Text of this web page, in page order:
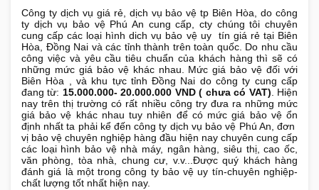
Công ty dịch vụ giá rẻ, dịch vụ bảo vệ tp Biên Hòa, do công
ty dịch vụ bảo vệ Phú An cung cấp, cty chúng tôi chuyên
cung cấp các loại hình dich vụ bảo vệ uy tín giá rẻ tại Biên
Hòa, Đồng Nai và các tỉnh thành trên toàn quốc. Do nhu cầu
công việc và yêu cầu tiêu chuẩn của khách hàng thì sẽ có
những mức giá bảo vệ khác nhau. Mức giá bảo vệ đối với
Biên Hòa , và khu tực tỉnh Đồng Nai do công ty cung cấp
đang từ: 15.000.000- 20.000.000 VND ( chưa có VAT). Hiện
nay trên thị trường có rất nhiều công try đưa ra những mức
giá bảo vệ khác nhau tuy nhiên để có mức giá bảo vệ ổn
định nhất ta phải kể đến công ty dịch vụ bảo vệ Phú An, đơn
vị bảo vệ chuyên nghiệp hàng đầu hiện nay chuyên cung cấp
các loại hình bảo vệ nhà máy, ngân hàng, siêu thị, cao ốc,
văn phòng, tòa nhà, chung cư, v.v...Được quý khách hàng
đánh giá là một trong công ty bảo vệ uy tín-chuyên nghiệp-
chất lượng tốt nhất hiện nay.